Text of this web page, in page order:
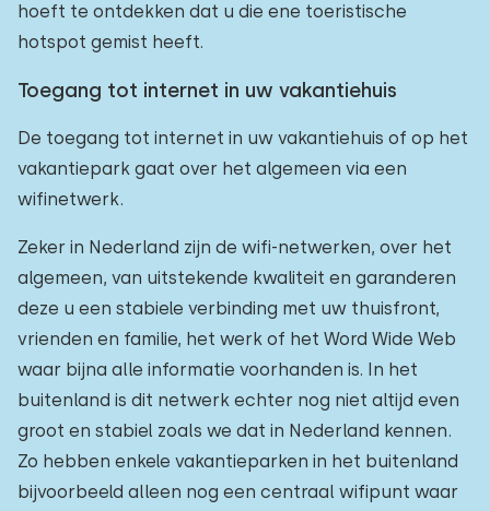
hoeft te ontdekken dat u die ene toeristische
hotspot gemist heeft.
Toegang tot internet in uw vakantiehuis
De toegang tot internet in uw vakantiehuis of op het
vakantiepark gaat over het algemeen via een
wifinetwerk.
Zeker in Nederland zijn de wifi-netwerken, over het
algemeen, van uitstekende kwaliteit en garanderen
deze u een stabiele verbinding met uw thuisfront,
vrienden en familie, het werk of het Word Wide Web
waar bijna alle informatie voorhanden is. In het
buitenland is dit netwerk echter nog niet altijd even
groot en stabiel zoals we dat in Nederland kennen.
Zo hebben enkele vakantieparken in het buitenland
bijvoorbeeld alleen nog een centraal wifipunt waar